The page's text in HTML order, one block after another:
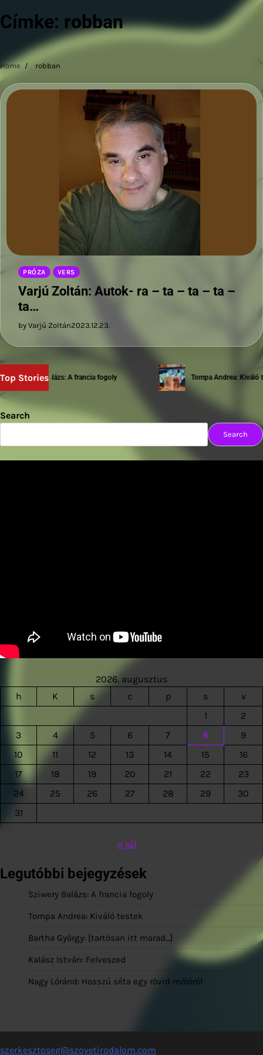
Címke: robban
Home robban
PRÓZA VERS
Varjú Zoltán: Autok- ra – ta – ta – ta –
ta…
by Varjú Zoltán2023.12.23.
Top Stories
Sziwery Balázs: A francia fogoly Tompa Andrea: Kiváló
Search
Search
2026. augusztus
h
K s c p s
v
1
2
3
4 5 6 7 8
9
10
11 12 13 14 15
16
17
18 19 20 21 22
23
24
25 26 27 28 29
30
31
« júl
Legutóbbi bejegyzések
Sziwery Balázs: A francia fogoly
Tompa Andrea: Kiváló testek
Bartha György: [tartósan itt marad…]
Kalász István: Felveszed
Nagy Lóránd: Hosszú séta egy rövid mólóról
szerkesztoseg@szovetirodalom.com